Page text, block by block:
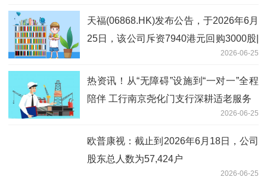
天福(06868.HK)发布公告，于2026年6月
25日，该公司斥资7940港元回购3000股|
2026-06-25
热资讯！从“无障碍”设施到“一对一”全程
陪伴 工行南京尧化门支行深耕适老服务
2026-06-25
欧普康视：截止到2026年6月18日，公司
股东总人数为57,424户
2026-06-25